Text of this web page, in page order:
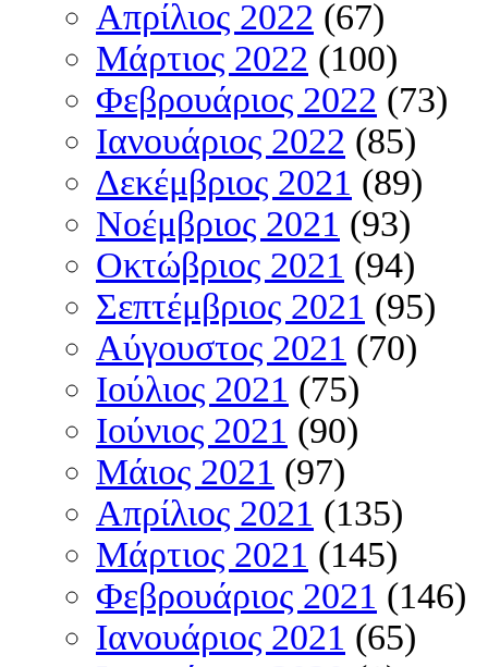
Απρίλιος 2022 (67)
Μάρτιος 2022 (100)
Φεβρουάριος 2022 (73)
Ιανουάριος 2022 (85)
Δεκέμβριος 2021 (89)
Νοέμβριος 2021 (93)
Οκτώβριος 2021 (94)
Σεπτέμβριος 2021 (95)
Αύγουστος 2021 (70)
Ιούλιος 2021 (75)
Ιούνιος 2021 (90)
Μάιος 2021 (97)
Απρίλιος 2021 (135)
Μάρτιος 2021 (145)
Φεβρουάριος 2021 (146)
Ιανουάριος 2021 (65)